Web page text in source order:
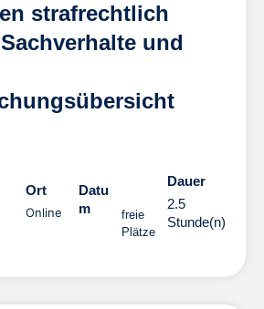
strafrechtlich
und
Ort
Online
Datu
m
freie
Plätze
Dauer
2.5
Stunde(n)